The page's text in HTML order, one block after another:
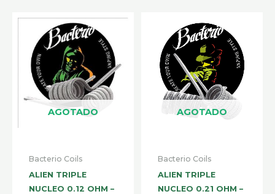
AGOTADO
Bacterio Coils
ALIEN TRIPLE
NUCLEO 0.12 OHM –
AGOTADO
Bacterio Coils
ALIEN TRIPLE
NUCLEO 0.21 OHM –